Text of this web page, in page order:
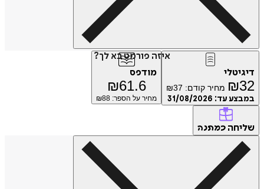
איזה פורמט בא לך?
דיגיטלי
₪32 מחיר קודם: ₪37
במבצע עד: 31/08/2026
מודפס
₪61.6
מחיר על הספר: ₪ 88
שליחה כמתנה